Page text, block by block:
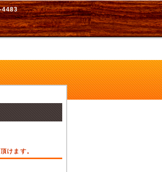
4483
けます。